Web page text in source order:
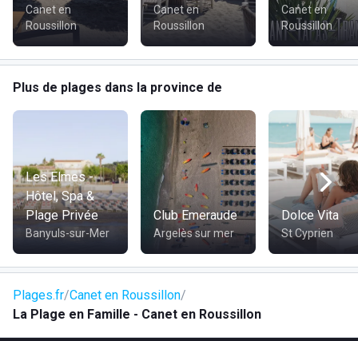
Canet en
Roussillon
Canet en
Roussillon
Canet en
Roussillon
Plus de plages dans la province de
Les Elmes -
Hôtel, Spa &
Plage Privée
Banyuls-sur-Mer
Club Emeraude
Argelès sur mer
Dolce Vita
St Cyprien
Plages.fr Canet en Roussillon
La Plage en Famille - Canet en Roussillon